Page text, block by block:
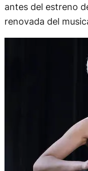
antes del estreno
renovada del